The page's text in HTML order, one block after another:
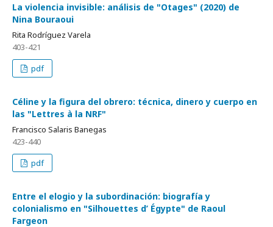
La violencia invisible: análisis de "Otages" (2020) de
Nina Bouraoui
Rita Rodríguez Varela
403-421
pdf
Céline y la figura del obrero: técnica, dinero y cuerpo en
las "Lettres à la NRF"
Francisco Salaris Banegas
423-440
pdf
Entre el elogio y la subordinación: biografía y
colonialismo en "Silhouettes d’ Égypte" de Raoul
Fargeon